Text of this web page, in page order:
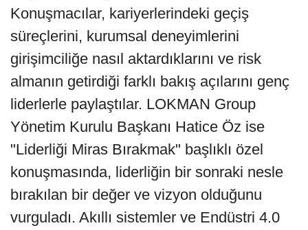
Konuşmacılar, kariyerlerindeki geçiş
süreçlerini, kurumsal deneyimlerini
girişimciliğe nasıl aktardıklarını ve risk
almanın getirdiği farklı bakış açılarını genç
liderlerle paylaştılar. LOKMAN Group
Yönetim Kurulu Başkanı Hatice Öz ise
"Liderliği Miras Bırakmak" başlıklı özel
konuşmasında, liderliğin bir sonraki nesle
bırakılan bir değer ve vizyon olduğunu
vurguladı. Akıllı sistemler ve Endüstri 4.0